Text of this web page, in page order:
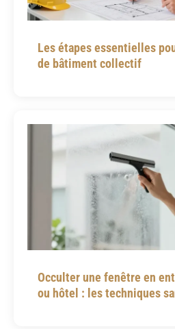
Les étapes essentielles
de bâtiment collectif
Occulter une fenêtre en
ou hôtel : les techniques